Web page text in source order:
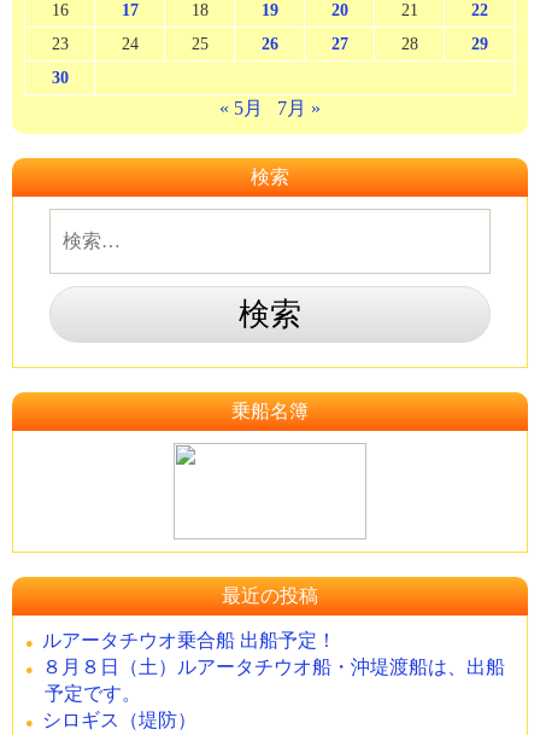
16
17 18 19 20 21
22
23
24 25 26 27 28
29
30
« 5月 7月 »
検索
乗船名簿
最近の投稿
ルアータチウオ乗合船 出船予定！
８月８日（土）ルアータチウオ船・沖堤渡船は、出船
予定です。
シロギス（堤防）